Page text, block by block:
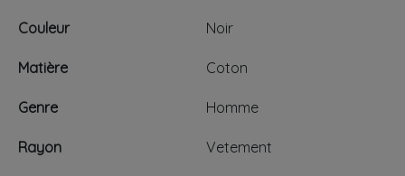
Couleur Noir
Matière Coton
Genre Homme
Rayon Vetement